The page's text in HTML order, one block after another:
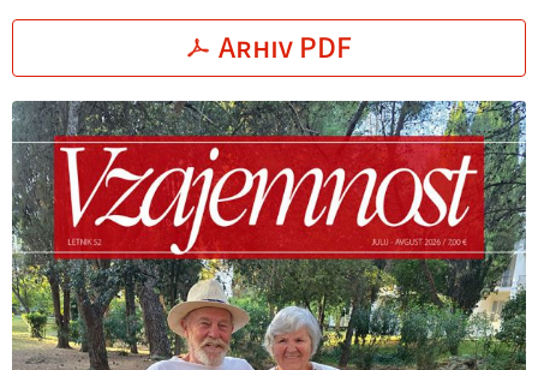
Arhiv PDF